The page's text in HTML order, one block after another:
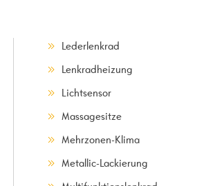
Lederlenkrad
Lenkradheizung
Lichtsensor
Massagesitze
Mehrzonen-Klima
Metallic-Lackierung